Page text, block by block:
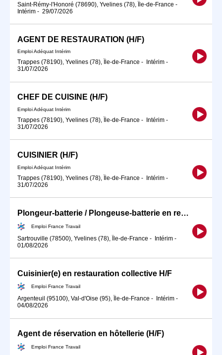
Saint-Rémy-l'Honoré (78690), Yvelines (78), Île-de-France -
Intérim - 29/07/2026
AGENT DE RESTAURATION (H/F)
Emploi Adéquat Intérim
Trappes (78190), Yvelines (78), Île-de-France - Intérim -
31/07/2026
CHEF DE CUISINE (H/F)
Emploi Adéquat Intérim
Trappes (78190), Yvelines (78), Île-de-France - Intérim -
31/07/2026
CUISINIER (H/F)
Emploi Adéquat Intérim
Trappes (78190), Yvelines (78), Île-de-France - Intérim -
31/07/2026
Plongeur-batterie / Plongeuse-batterie en restauration
Emploi France Travail
Sartrouville (78500), Yvelines (78), Île-de-France - Intérim -
01/08/2026
Cuisinier(e) en restauration collective H/F
Emploi France Travail
Argenteuil (95100), Val-d'Oise (95), Île-de-France - Intérim -
04/08/2026
Agent de réservation en hôtellerie (H/F)
Emploi France Travail